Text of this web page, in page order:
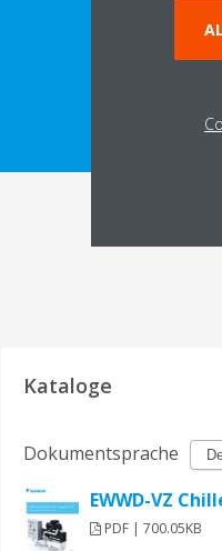
Kataloge
Dokumentsprache
EWWD-VZ
PDF | 700.05KB